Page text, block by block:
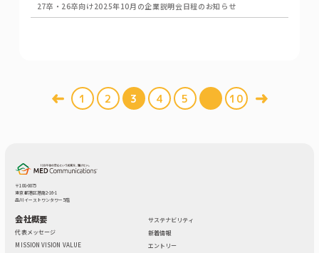
27卒・26卒向け2025年10月の企業説明会日程のお知らせ
1 2 3 4 5 10
〒108-0075
東京都港区港南2-16-1
品川イーストワンタワー 5階
会社概要
代表メッセージ
MISSION VISION VALUE
サステナビリティ
新着情報
エントリー